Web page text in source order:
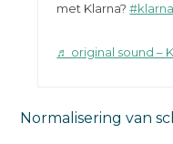
met Klarna?#klarna
♬ original sound –
Normalisering van